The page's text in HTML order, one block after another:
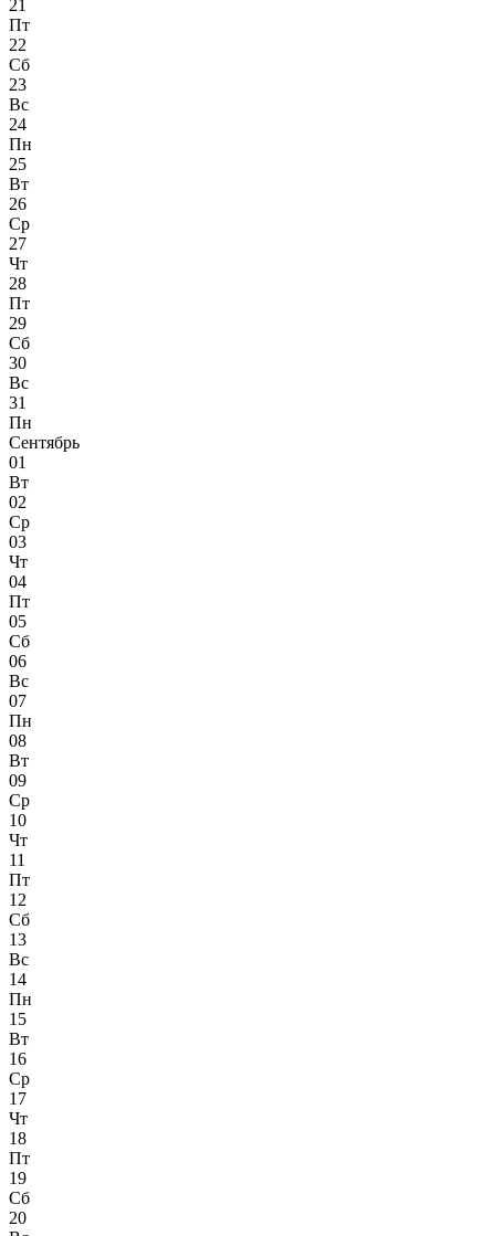
21
Пт
22
Сб
23
Вс
24
Пн
25
Вт
26
Ср
27
Чт
28
Пт
29
Сб
30
Вс
31
Пн
Сентябрь
01
Вт
02
Ср
03
Чт
04
Пт
05
Сб
06
Вс
07
Пн
08
Вт
09
Ср
10
Чт
11
Пт
12
Сб
13
Вс
14
Пн
15
Вт
16
Ср
17
Чт
18
Пт
19
Сб
20